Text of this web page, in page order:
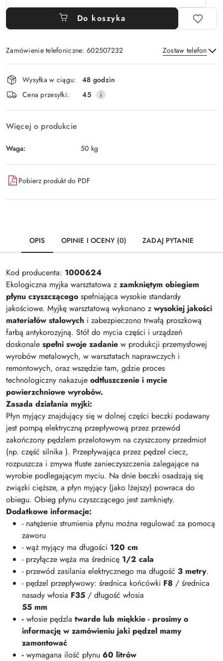
Do koszyka
Zamówienie telefoniczne: 602507232 Zostaw telefon
Wyślij
Dostępność
i
dostawa
Wysyłka w ciągu:
48 godzin
Cena przesyłki:
45
Więcej o produkcie
Waga: 50 kg
Pobierz produkt do PDF
OPIS OPINIE I OCENY (0) ZADAJ PYTANIE
Kod producenta: 1000624
Ekologiczna myjka warsztatowa z zamkniętym obiegiem
płynu czyszczącego spełniająca wysokie standardy
jakościowe. Myjkę warsztatową wykonano z wysokiej jakości
materiałów stalowych i zabezpieczono trwałą proszkową
farbą antykorozyjną. Stół do mycia części i urządzeń
doskonale spełni swoje zadanie w produkcji przemysłowej
wyrobów metalowych, w warsztatach naprawczych i
remontowych, oraz wszędzie tam, gdzie proces
technologiczny nakazuje odtłuszczenie i mycie
powierzchniowe wyrobów.
Zasada działania myjki:
Płyn myjący znajdujący się w dolnej części beczki podawany
jest pompą elektryczną przepływową przez przewód
zakończony pędzlem przelotowym na czyszczony przedmiot
(np. część silnika ). Przepływająca przez pędzel ciecz,
rozpuszcza i zmywa tłuste zanieczyszczenia zalegające na
wyrobie podlegającym myciu. Na dnie beczki osadzają się
związki cięższe, a płyn myjący (jako lżejszy) powraca do
obiegu. Obieg płynu czyszczącego jest zamknięty.
Dodatkowe informacje:
- natężenie strumienia płynu można regulować za pomocą
zaworu
- wąż myjący ma długości 120 cm
- przyłącze węża ma średnicę 1/2 cala
- przewód zasilania elektrycznego ma długość 3 metry.
- pędzel przepływowy: średnica końcówki F8 / średnica
nasady włosia F35 / długość włosia
55 mm
- włosie pędzla twarde lub miękkie - prosimy o
informację w zamówieniu jaki pędzel mamy
zamontować
- wymagana ilość płynu 60 litrów